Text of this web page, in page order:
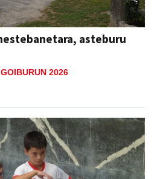
asteburu
2026